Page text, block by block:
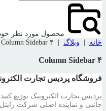
محصول مورد نظر
خانه
وبلاگ ۴ Column Sidebar
۴ Column Sidebar
فروشگاه پردیس تجارت
پردیس تجارت الکترونیک توزیع
جانبی و نماینده اصلی شرکت